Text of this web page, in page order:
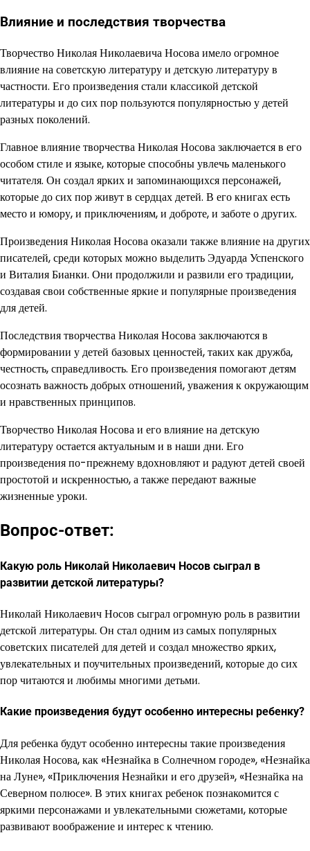
Влияние и последствия творчества
Творчество Николая Николаевича Носова имело огромное
влияние на советскую литературу и детскую литературу в
частности. Его произведения стали классикой детской
литературы и до сих пор пользуются популярностью у детей
разных поколений.
Главное влияние творчества Николая Носова заключается в его
особом стиле и языке, которые способны увлечь маленького
читателя. Он создал ярких и запоминающихся персонажей,
которые до сих пор живут в сердцах детей. В его книгах есть
место и юмору, и приключениям, и доброте, и заботе о других.
Произведения Николая Носова оказали также влияние на других
писателей, среди которых можно выделить Эдуарда Успенского
и Виталия Бианки. Они продолжили и развили его традиции,
создавая свои собственные яркие и популярные произведения
для детей.
Последствия творчества Николая Носова заключаются в
формировании у детей базовых ценностей, таких как дружба,
честность, справедливость. Его произведения помогают детям
осознать важность добрых отношений, уважения к окружающим
и нравственных принципов.
Творчество Николая Носова и его влияние на детскую
литературу остается актуальным и в наши дни. Его
произведения по-прежнему вдохновляют и радуют детей своей
простотой и искренностью, а также передают важные
жизненные уроки.
Вопрос-ответ:
Какую роль Николай Николаевич Носов сыграл в
развитии детской литературы?
Николай Николаевич Носов сыграл огромную роль в развитии
детской литературы. Он стал одним из самых популярных
советских писателей для детей и создал множество ярких,
увлекательных и поучительных произведений, которые до сих
пор читаются и любимы многими детьми.
Какие произведения будут особенно интересны ребенку?
Для ребенка будут особенно интересны такие произведения
Николая Носова, как «Незнайка в Солнечном городе», «Незнайка
на Луне», «Приключения Незнайки и его друзей», «Незнайка на
Северном полюсе». В этих книгах ребенок познакомится с
яркими персонажами и увлекательными сюжетами, которые
развивают воображение и интерес к чтению.